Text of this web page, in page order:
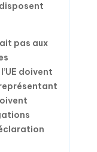
pas aux
doivent